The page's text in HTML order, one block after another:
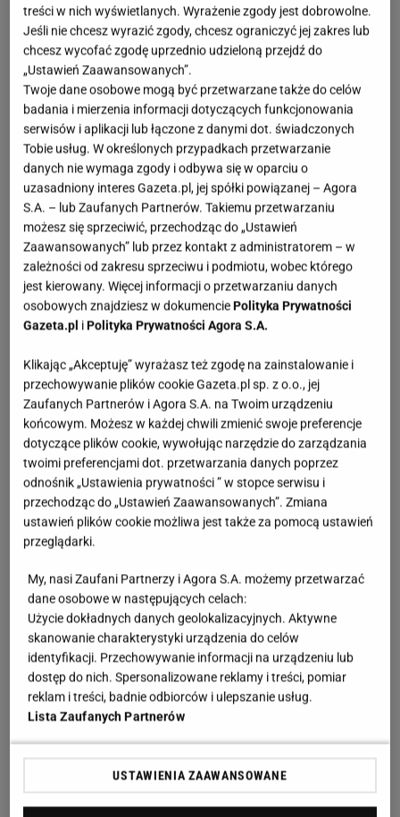
treści w nich wyświetlanych. Wyrażenie zgody jest dobrowolne.
Jeśli nie chcesz wyrazić zgody, chcesz ograniczyć jej zakres lub
chcesz wycofać zgodę uprzednio udzieloną przejdź do
„Ustawień Zaawansowanych”.
Twoje dane osobowe mogą być przetwarzane także do celów
badania i mierzenia informacji dotyczących funkcjonowania
serwisów i aplikacji lub łączone z danymi dot. świadczonych
Tobie usług. W określonych przypadkach przetwarzanie
danych nie wymaga zgody i odbywa się w oparciu o
uzasadniony interes Gazeta.pl, jej spółki powiązanej – Agora
S.A. – lub Zaufanych Partnerów. Takiemu przetwarzaniu
możesz się sprzeciwić, przechodząc do „Ustawień
Zaawansowanych” lub przez kontakt z administratorem – w
zależności od zakresu sprzeciwu i podmiotu, wobec którego
jest kierowany. Więcej informacji o przetwarzaniu danych
osobowych znajdziesz w dokumenciePolityka Prywatności
Gazeta.pl iPolityka Prywatności Agora S.A.
Klikając „Akceptuję” wyrażasz też zgodę na zainstalowanie i
przechowywanie plików cookie Gazeta.pl sp. z o.o., jej
Zaufanych Partnerów i Agora S.A. na Twoim urządzeniu
końcowym. Możesz w każdej chwili zmienić swoje preferencje
dotyczące plików cookie, wywołując narzędzie do zarządzania
twoimi preferencjami dot. przetwarzania danych poprzez
odnośnik „Ustawienia prywatności ” w stopce serwisu i
przechodząc do „Ustawień Zaawansowanych”. Zmiana
ustawień plików cookie możliwa jest także za pomocą ustawień
przeglądarki.
My, nasi Zaufani Partnerzy i Agora S.A. możemy przetwarzać
dane osobowe w następujących celach:
Użycie dokładnych danych geolokalizacyjnych. Aktywne
skanowanie charakterystyki urządzenia do celów
identyfikacji. Przechowywanie informacji na urządzeniu lub
dostęp do nich. Spersonalizowane reklamy i treści, pomiar
reklam i treści, badnie odbiorców i ulepszanie usług.
Lista Zaufanych Partnerów
USTAWIENIA ZAAWANSOWANE